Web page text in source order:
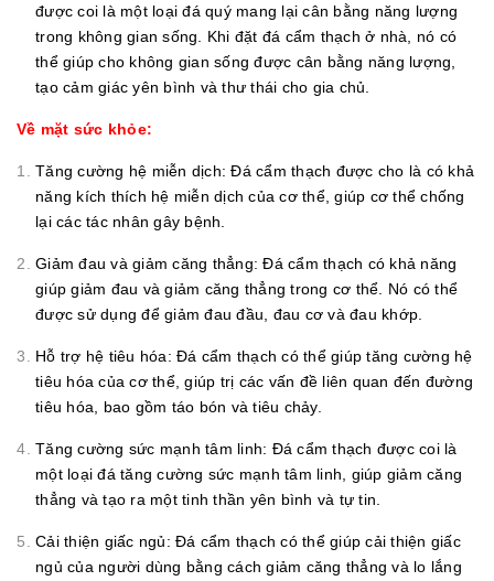
được coi là một loại đá quý mang lại cân bằng năng lượng
trong không gian sống. Khi đặt đá cẩm thạch ở nhà, nó có
thể giúp cho không gian sống được cân bằng năng lượng,
tạo cảm giác yên bình và thư thái cho gia chủ.
Về mặt sức khỏe:
Tăng cường hệ miễn dịch: Đá cẩm thạch được cho là có khả
năng kích thích hệ miễn dịch của cơ thể, giúp cơ thể chống
lại các tác nhân gây bệnh.
Giảm đau và giảm căng thẳng: Đá cẩm thạch có khả năng
giúp giảm đau và giảm căng thẳng trong cơ thể. Nó có thể
được sử dụng để giảm đau đầu, đau cơ và đau khớp.
Hỗ trợ hệ tiêu hóa: Đá cẩm thạch có thể giúp tăng cường hệ
tiêu hóa của cơ thể, giúp trị các vấn đề liên quan đến đường
tiêu hóa, bao gồm táo bón và tiêu chảy.
Tăng cường sức mạnh tâm linh: Đá cẩm thạch được coi là
một loại đá tăng cường sức mạnh tâm linh, giúp giảm căng
thẳng và tạo ra một tinh thần yên bình và tự tin.
Cải thiện giấc ngủ: Đá cẩm thạch có thể giúp cải thiện giấc
ngủ của người dùng bằng cách giảm căng thẳng và lo lắng